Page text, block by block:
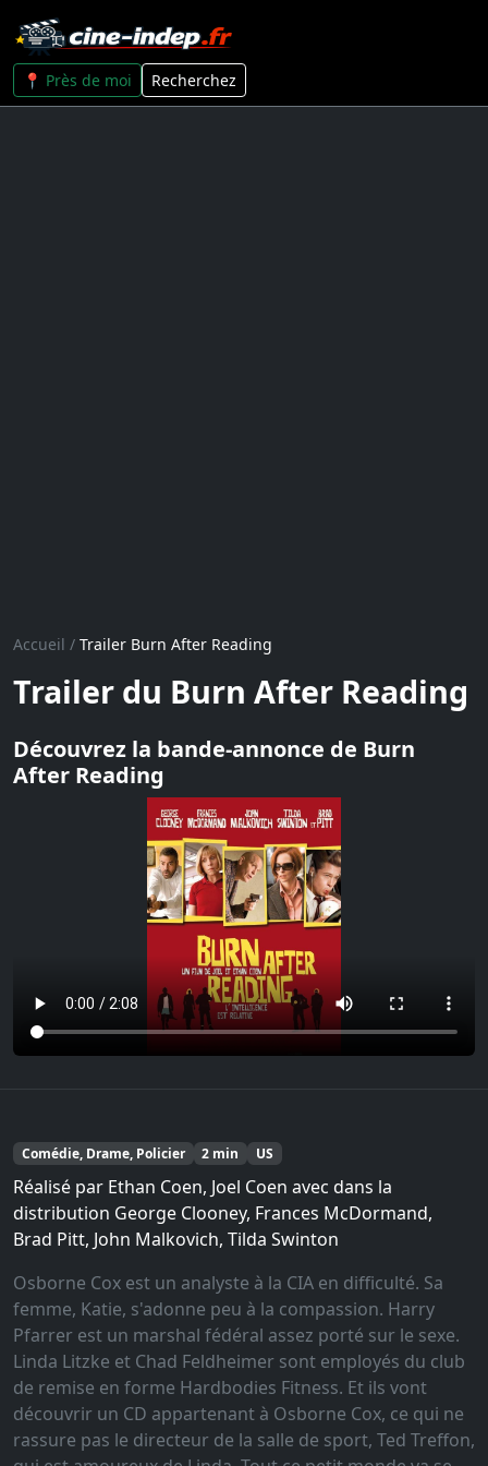
📍 Près de moi Recherchez
Accueil / Trailer Burn After Reading
Trailer du Burn After Reading
Découvrez la bande-annonce de Burn
After Reading
Comédie, Drame, Policier 2 min US
Réalisé par Ethan Coen, Joel Coen avec dans la
distribution George Clooney, Frances McDormand,
Brad Pitt, John Malkovich, Tilda Swinton
Osborne Cox est un analyste à la CIA en difficulté. Sa
femme, Katie, s'adonne peu à la compassion. Harry
Pfarrer est un marshal fédéral assez porté sur le sexe.
Linda Litzke et Chad Feldheimer sont employés du club
de remise en forme Hardbodies Fitness. Et ils vont
découvrir un CD appartenant à Osborne Cox, ce qui ne
rassure pas le directeur de la salle de sport, Ted Treffon,